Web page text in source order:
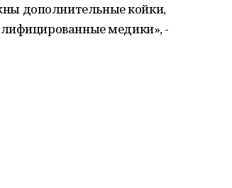
дополнительные койки,
медики», -